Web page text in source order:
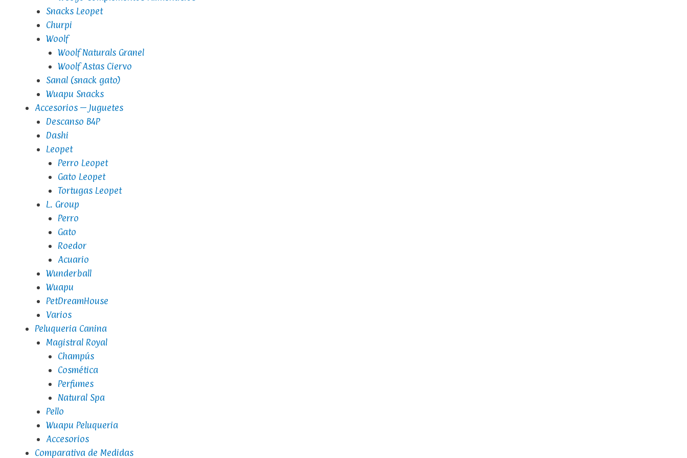
Snacks Leopet
Churpi
Woolf
Woolf Naturals Granel
Woolf Astas Ciervo
Sanal (snack gato)
Wuapu Snacks
Accesorios – Juguetes
Descanso B4P
Dashi
Leopet
Perro Leopet
Gato Leopet
Tortugas Leopet
L. Group
Perro
Gato
Roedor
Acuario
Wunderball
Wuapu
PetDreamHouse
Varios
Peluqueria Canina
Magistral Royal
Champús
Cosmética
Perfumes
Natural Spa
Pello
Wuapu Peluqueria
Accesorios
Comparativa de Medidas